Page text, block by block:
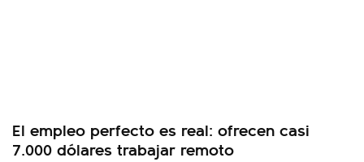
El empleo perfecto es real: ofrecen casi
7.000 dólares trabajar remoto